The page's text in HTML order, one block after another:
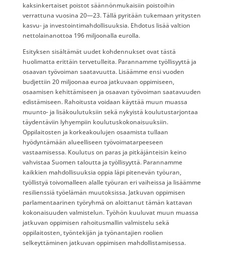
kaksinkertaiset poistot säännönmukaisiin poistoihin
verrattuna vuosina 20—23. Tällä pyritään tukemaan yritysten
kasvu- ja investointimahdollisuuksia. Ehdotus lisää valtion
nettolainanottoa 196 miljoonalla eurolla.
Esityksen sisältämät uudet kohdennukset ovat tästä
huolimatta erittäin tervetulleita. Parannamme työllisyyttä ja
osaavan työvoiman saatavuutta. Lisäämme ensi vuoden
budjettiin 20 miljoonaa euroa jatkuvaan oppimiseen,
osaamisen kehittämiseen ja osaavan työvoiman saatavuuden
edistämiseen. Rahoitusta voidaan käyttää muun muassa
muunto- ja lisäkoulutuksiin sekä nykyistä koulutustarjontaa
täydentäviin lyhyempiin koulutuskokonaisuuksiin.
Oppilaitosten ja korkeakoulujen osaamista tullaan
hyödyntämään alueelliseen työvoimatarpeeseen
vastaamisessa. Koulutus on paras ja pitkäjänteisin keino
vahvistaa Suomen taloutta ja työllisyyttä. Parannamme
kaikkien mahdollisuuksia oppia läpi pitenevän työuran,
työllistyä toivomalleen alalle työuran eri vaiheissa ja lisäämme
resilienssiä työelämän muutoksissa. Jatkuvan oppimisen
parlamentaarinen työryhmä on aloittanut tämän kattavan
kokonaisuuden valmistelun. Työhön kuuluvat muun muassa
jatkuvan oppimisen rahoitusmallin valmistelu sekä
oppilaitosten, työntekijän ja työnantajien roolien
selkeyttäminen jatkuvan oppimisen mahdollistamisessa.